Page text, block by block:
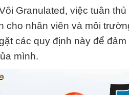
Granulated, việc tuân
nhân viên và môi
các quy định này để
mình.